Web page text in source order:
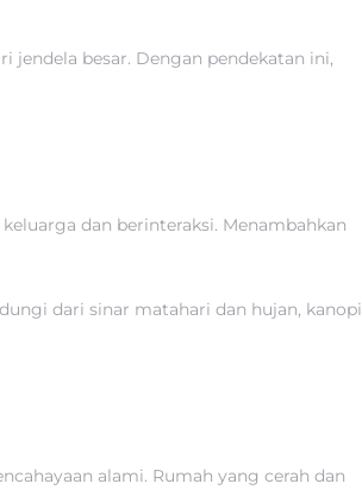
jendela besar. Dengan pendekatan ini,
dan berinteraksi. Menambahkan
dari sinar matahari dan hujan, kanopi
alami. Rumah yang cerah dan